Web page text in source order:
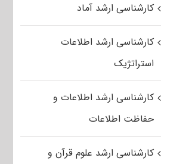
کارشناسی ارشد آماد
کارشناسی ارشد اطلاعات
استراتژیک
کارشناسی ارشد اطلاعات و
حفاظت اطلاعات
کارشناسی ارشد علوم قرآن و